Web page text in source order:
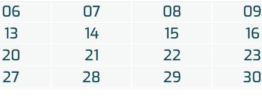
06 07 08 09
13 14 15 16
20 21 22 23
27 28 29 30